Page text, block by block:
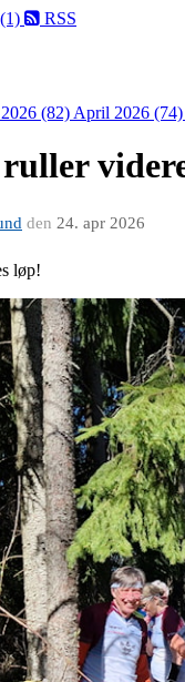
RSS
(82) April 2026 (74)
den 24. apr 2026
løp!